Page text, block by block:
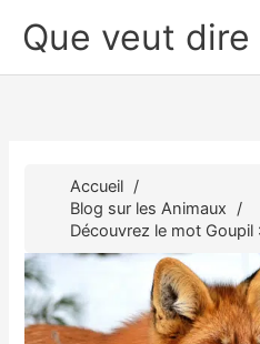
Que veut dire
Accueil
Blog sur les Animaux
Découvrez le mot Goupil